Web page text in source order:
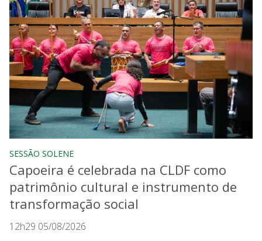
SESSÃO SOLENE
Capoeira é celebrada na CLDF como
patrimônio cultural e instrumento de
transformação social
12h29 05/08/2026